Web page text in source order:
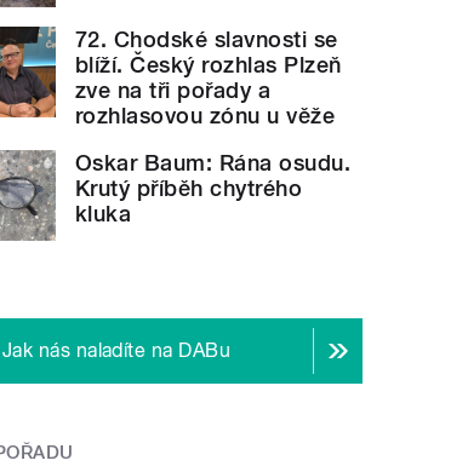
72. Chodské slavnosti se
blíží. Český rozhlas Plzeň
zve na tři pořady a
rozhlasovou zónu u věže
Oskar Baum: Rána osudu.
Krutý příběh chytrého
kluka
Jak nás naladíte na DABu